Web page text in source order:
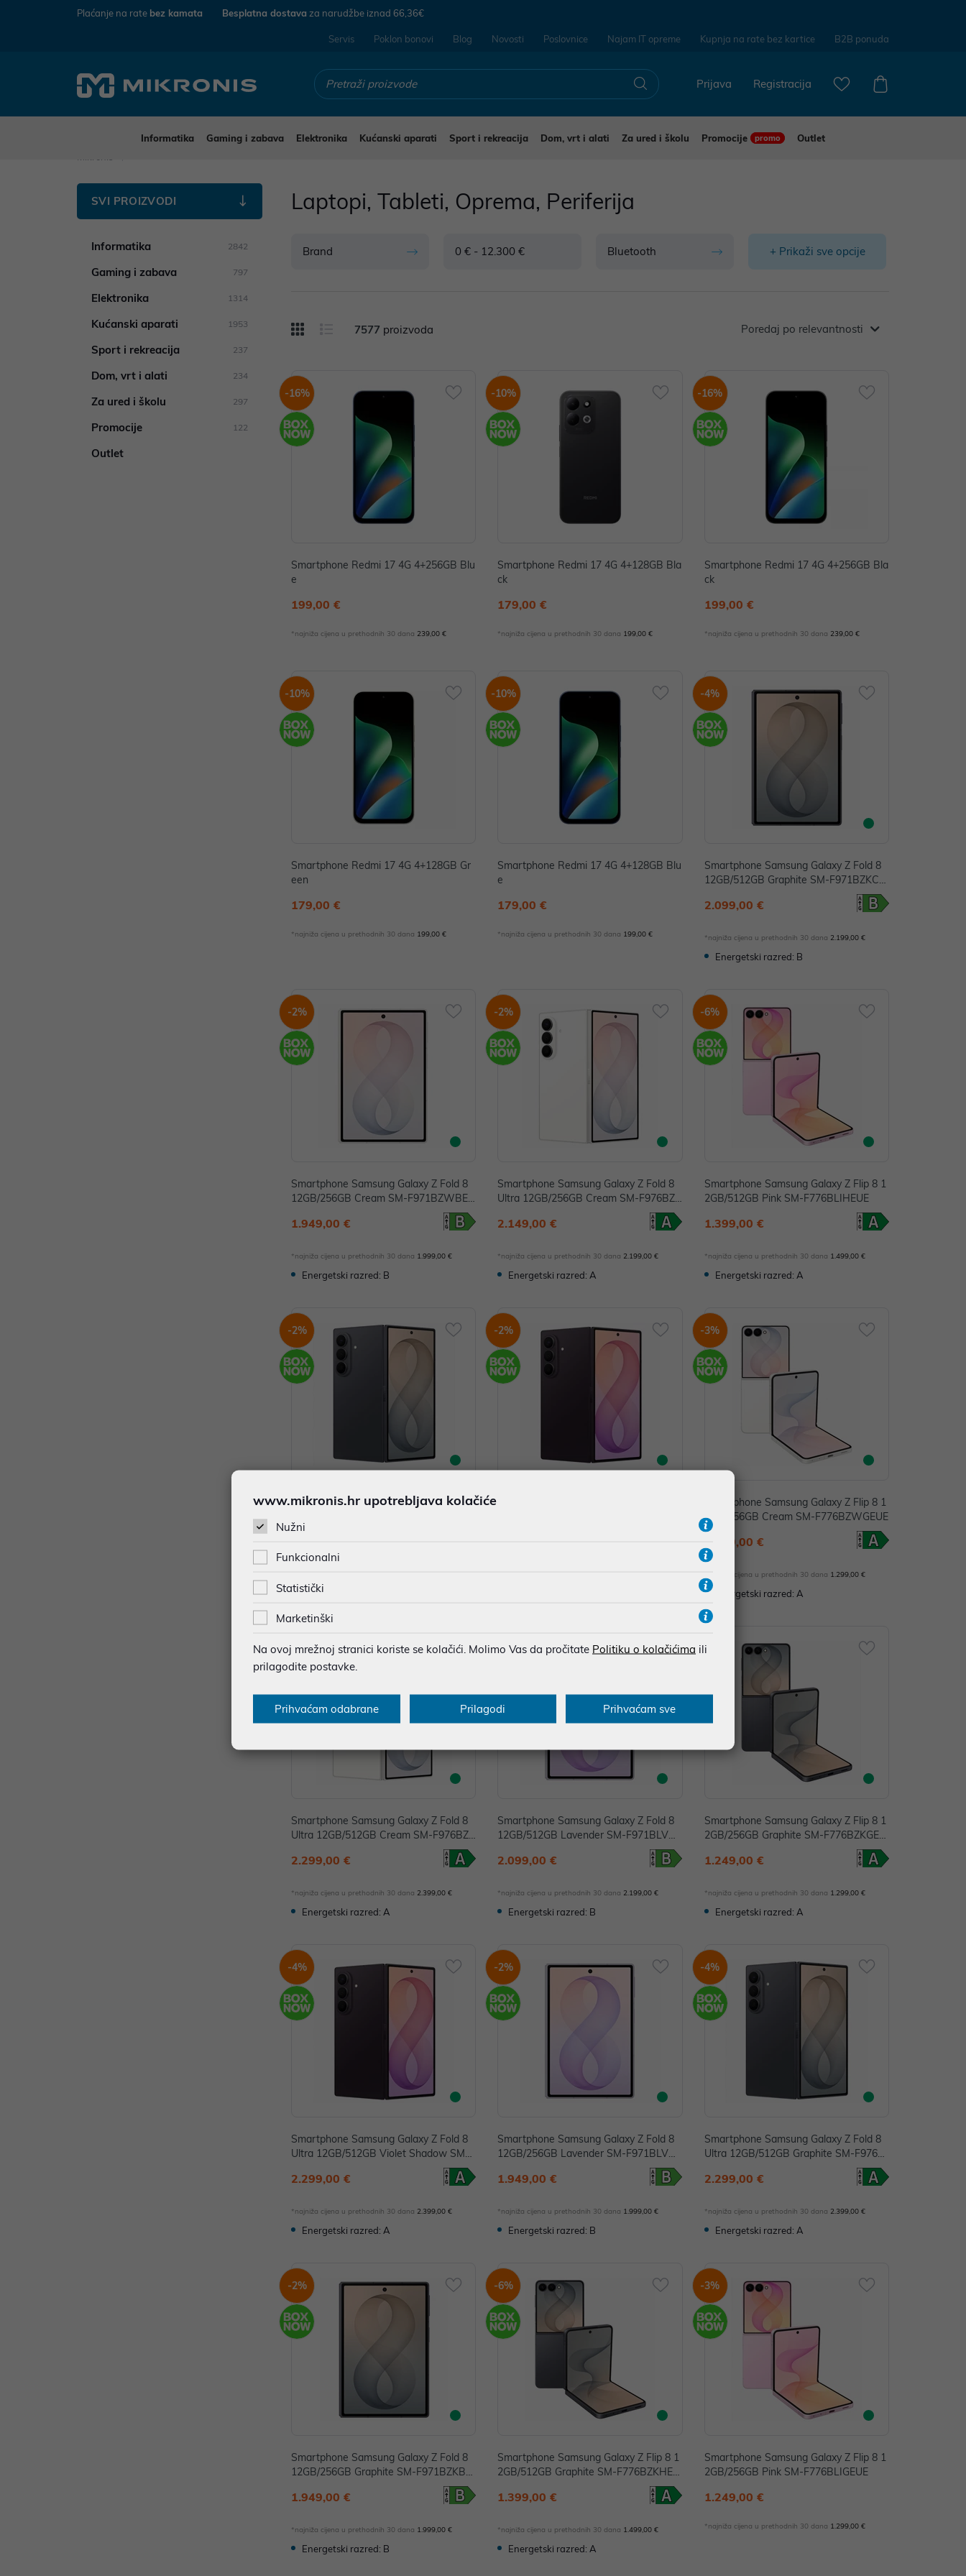
Plaćanje na rate bez kamata Besplatna dostava za narudžbe iznad 66,36€
Servis Poklon bonovi Blog Novosti Poslovnice Najam IT opreme Kupnja na rate bez kartice B2B ponuda
Registracija
Prijava
Informatika Gaming i zabava Elektronika Kućanski aparati Sport i rekreacija Dom, vrt i alati Za ured i školu Promocije promo
Outlet
SVI PROIZVODI
Informatika 2842
Gaming i zabava 797
Elektronika 1314
Kućanski aparati 1953
Sport i rekreacija 237
Dom, vrt i alati 234
Za ured i školu 297
Promocije 122
Outlet
Laptopi, Tableti, Oprema, Periferija
Brand 0 € - 12.300 € Bluetooth + Prikaži sve opcije
7577 proizvoda Poredaj po relevantnosti
-16%
Smartphone Redmi 17 4G 4+256GB Blu
e
199,00 €
*najniža cijena u prethodnih 30 dana 239,00 €
-10%
Smartphone Redmi 17 4G 4+128GB Bla
ck
179,00 €
*najniža cijena u prethodnih 30 dana 199,00 €
-16%
Smartphone Redmi 17 4G 4+256GB Bla
ck
199,00 €
*najniža cijena u prethodnih 30 dana 239,00 €
-10%
Smartphone Redmi 17 4G 4+128GB Gr
een
179,00 €
*najniža cijena u prethodnih 30 dana 199,00 €
-10%
Smartphone Redmi 17 4G 4+128GB Blu
e
179,00 €
*najniža cijena u prethodnih 30 dana 199,00 €
-4%
Smartphone Samsung Galaxy Z Fold 8
12GB/512GB Graphite SM-F971BZKCE
2.099,00 €
*najniža cijena u prethodnih 30 dana 2.199,00 €
Energetski razred: B
-2%
Smartphone Samsung Galaxy Z Fold 8
12GB/256GB Cream SM-F971BZWBEU
1.949,00 €
*najniža cijena u prethodnih 30 dana 1.999,00 €
Energetski razred: B
-2%
Smartphone Samsung Galaxy Z Fold 8
Ultra 12GB/256GB Cream SM-F976BZ
2.149,00 €
*najniža cijena u prethodnih 30 dana 2.199,00 €
Energetski razred: A
-6%
Smartphone Samsung Galaxy Z Flip 8 1
2GB/512GB Pink SM-F776BLIHEUE
1.399,00 €
*najniža cijena u prethodnih 30 dana 1.499,00 €
Energetski razred: A
-2%
Smartphone Samsung Galaxy Z Fold 8
ZKBEUE
Energetski razred: A
-2% -3%
Smartphone Samsung Galaxy Z Flip 8 1
2GB/256GB Cream SM-F776BZWGEUE
1.249,00 €
*najniža cijena u prethodnih 30 dana 1.299,00 €
Energetski razred: A
-4%
Smartphone Samsung Galaxy Z Fold 8
Ultra 12GB/512GB Cream SM-F976BZ
2.299,00 €
*najniža cijena u prethodnih 30 dana 2.399,00 €
Energetski razred: A
-4%
Smartphone Samsung Galaxy Z Fold 8
12GB/512GB Lavender SM-F971BLVCE
2.099,00 €
*najniža cijena u prethodnih 30 dana 2.199,00 €
Energetski razred: B
-3%
Smartphone Samsung Galaxy Z Flip 8 1
2GB/256GB Graphite SM-F776BZKGEU
1.249,00 €
*najniža cijena u prethodnih 30 dana 1.299,00 €
Energetski razred: A
-4%
Smartphone Samsung Galaxy Z Fold 8
Ultra 12GB/512GB Violet Shadow SM-F
2.299,00 €
*najniža cijena u prethodnih 30 dana 2.399,00 €
Energetski razred: A
-2%
Smartphone Samsung Galaxy Z Fold 8
12GB/256GB Lavender SM-F971BLVBE
1.949,00 €
*najniža cijena u prethodnih 30 dana 1.999,00 €
Energetski razred: B
-4%
Smartphone Samsung Galaxy Z Fold 8
Ultra 12GB/512GB Graphite SM-F976B
2.299,00 €
*najniža cijena u prethodnih 30 dana 2.399,00 €
Energetski razred: A
-2%
Smartphone Samsung Galaxy Z Fold 8
12GB/256GB Graphite SM-F971BZKBE
1.949,00 €
*najniža cijena u prethodnih 30 dana 1.999,00 €
Energetski razred: B
-6%
Smartphone Samsung Galaxy Z Flip 8 1
2GB/512GB Graphite SM-F776BZKHEU
1.399,00 €
*najniža cijena u prethodnih 30 dana 1.499,00 €
Energetski razred: A
-3%
Smartphone Samsung Galaxy Z Flip 8 1
2GB/256GB Pink SM-F776BLIGEUE
1.249,00 €
*najniža cijena u prethodnih 30 dana 1.299,00 €
www.mikronis.hr upotrebljava kolačiće
Nužni
Funkcionalni
Statistički
Marketinški
Na ovoj mrežnoj stranici koriste se kolačići. Molimo Vas da pročitate Politiku o kolačićima ili
prilagodite postavke.
Prihvaćam odabrane Prilagodi Prihvaćam sve